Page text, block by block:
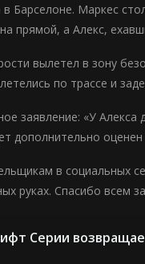
Барселоне. Маркес
прямой, а Алекс,
вылетел в зону
по трассе и
заявление: «У
дополнительно
в социальных
руках. Спасибо всем
Серии